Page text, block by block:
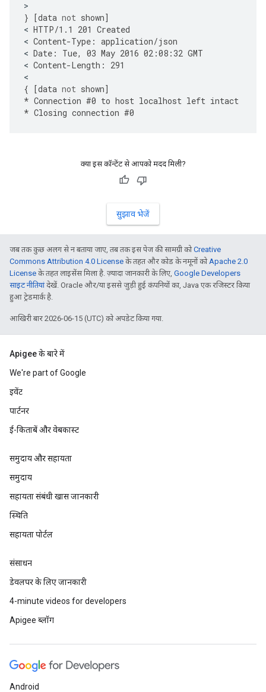
} [data not shown]
< HTTP/1.1 201 Created
< Content-Type : application/json
< Date : Tue, 03 May 2016 02 :08 : 32 GMT
< Content-Length :
291
{ [data not shown]
* Connection #0 to host localhost left intact
* Closing connection #0
क्या इस कॉन्टेंट से आपको मदद मिली?
सुझाव भेजें
जब तक कुछ अलग से न बताया जाए, तब तक इस पेज की सामग्री कोCreative
Commons Attribution 4.0 License के तहत और कोड के नमूनों कोApache 2.0
License के तहत लाइसेंस मिला है. ज़्यादा जानकारी के लिए, Google Developers
साइट नीतियांदेखें. Oracle और/या इससे जुड़ी हुई कंपनियों का, Java एक रजिस्टर किया
हुआ ट्रेडमार्क है.
आखिरी बार 2026-06-15 (UTC) को अपडेट किया गया.
Apigee के बारे में
We're part of Google
इवेंट
पार्टनर
ई-किताबें और वेबकास्ट
समुदाय और सहायता
समुदाय
सहायता संबंधी खास जानकारी
स्थिति
सहायता पोर्टल
संसाधन
डेवलपर के लिए जानकारी
4-minute videos for developers
Apigee ब्लॉग
Android